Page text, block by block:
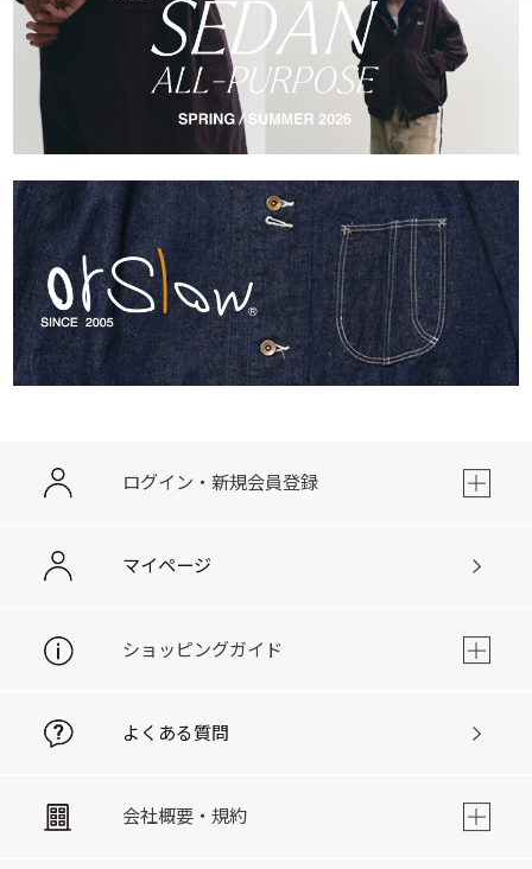
ログイン・新規会員登録
マイページ
ショッピングガイド
よくある質問
会社概要・規約